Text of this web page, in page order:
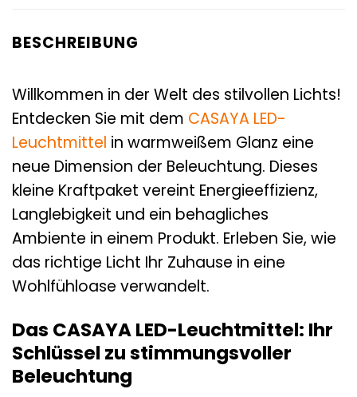
BESCHREIBUNG
Willkommen in der Welt des stilvollen Lichts!
Entdecken Sie mit dem CASAYA LED-
Leuchtmittel in warmweißem Glanz eine
neue Dimension der Beleuchtung. Dieses
kleine Kraftpaket vereint Energieeffizienz,
Langlebigkeit und ein behagliches
Ambiente in einem Produkt. Erleben Sie, wie
das richtige Licht Ihr Zuhause in eine
Wohlfühloase verwandelt.
Das CASAYA LED-Leuchtmittel: Ihr
Schlüssel zu stimmungsvoller
Beleuchtung